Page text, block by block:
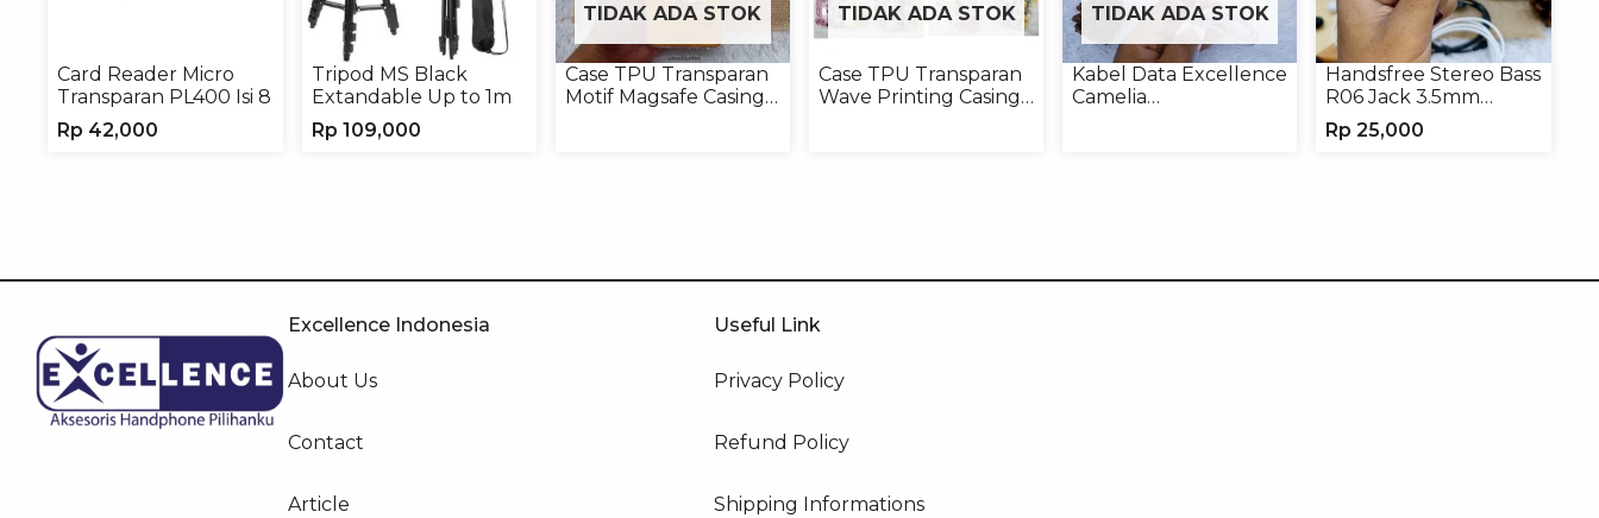
Card Reader Micro
Transparan PL400 Isi 8
Rp 42,000
Tripod MS Black
Extandable Up to 1m
Rp 109,000
TIDAK ADA STOK
Case TPU Transparan
Motif Magsafe Casing
TIDAK ADA STOK
Case TPU Transparan
Wave Printing Casing
TIDAK ADA STOK
Kabel Data Excellence
Camelia
Handsfree Stereo Bass
R06 Jack 3.5mm
Earphone Headset
Headphone
Rp 25,000
Excellence Indonesia
About Us
Contact
Article
Useful Link
Privacy Policy
Refund Policy
Shipping Informations